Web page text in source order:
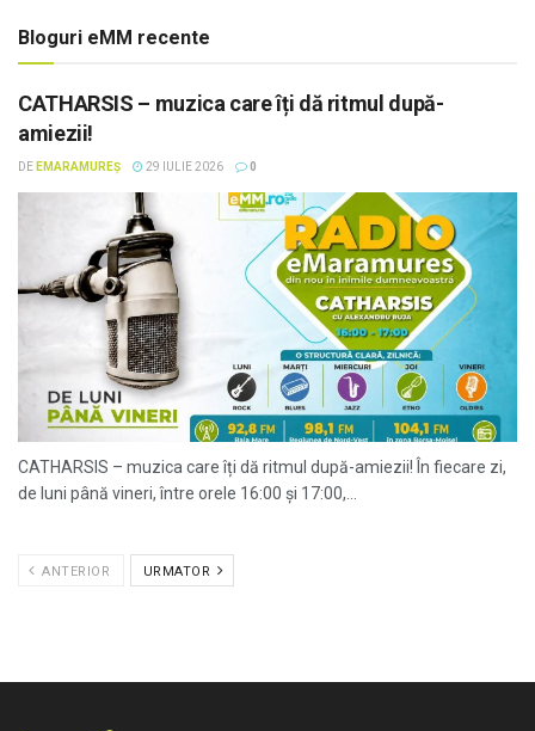
Bloguri eMM recente
CATHARSIS – muzica care îți dă ritmul după-
amiezii!
DE EMARAMUREȘ 29 IULIE 2026 0
CATHARSIS – muzica care îți dă ritmul după-amiezii! În fiecare zi,
de luni până vineri, între orele 16:00 și 17:00,...
ANTERIOR URMATOR